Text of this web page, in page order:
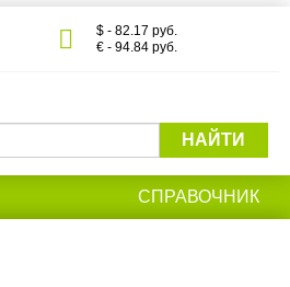
$ - 82.17 руб.
€ - 94.84 руб.
НАЙТИ
СПРАВОЧНИК